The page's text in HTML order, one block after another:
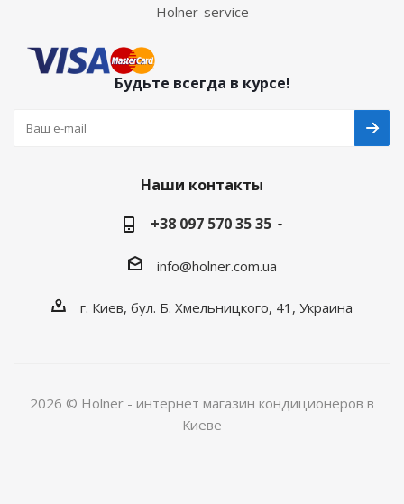
Holner-service
Будьте всегда в курсе!
Наши контакты
+38 097 570 35 35
info@holner.com.ua
г. Киев, бул. Б. Хмельницкого, 41, Украина
2026 © Holner - интернет магазин кондиционеров в
Киеве